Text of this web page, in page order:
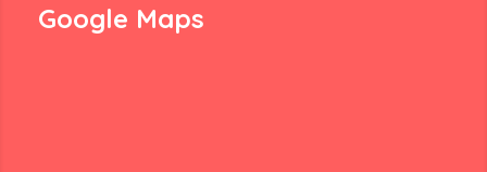
Google Maps